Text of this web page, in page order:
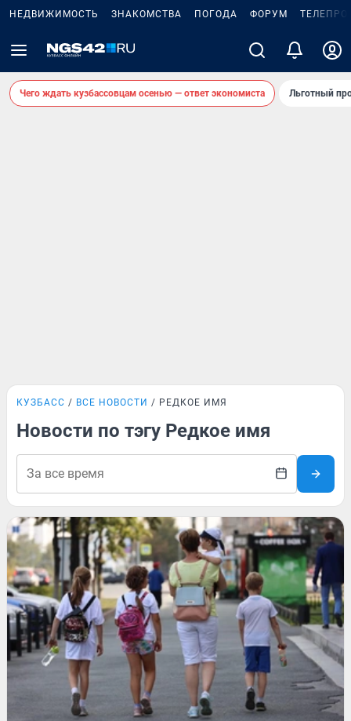
НЕДВИЖИМОСТЬ ЗНАКОМСТВА ПОГОДА ФОРУМ
Чего ждать кузбассовцам осенью — ответ экономиста Льготный
КУЗБАСС ВСЕ НОВОСТИ РЕДКОЕ ИМЯ
Новости по тэгу Редкое имя